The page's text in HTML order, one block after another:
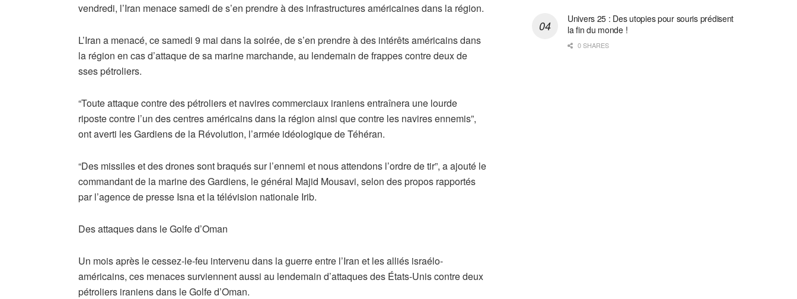
vendredi, l’Iran menace samedi de s’en prendre à des infrastructures américaines dans la région.
L’Iran a menacé, ce samedi 9 mai dans la soirée, de s’en prendre à des intérêts américains dans
la région en cas d’attaque de sa marine marchande, au lendemain de frappes contre deux de
sses pétroliers.
“Toute attaque contre des pétroliers et navires commerciaux iraniens entraînera une lourde
riposte contre l’un des centres américains dans la région ainsi que contre les navires ennemis”,
ont averti les Gardiens de la Révolution, l’armée idéologique de Téhéran.
“Des missiles et des drones sont braqués sur l’ennemi et nous attendons l’ordre de tir”, a ajouté le
commandant de la marine des Gardiens, le général Majid Mousavi, selon des propos rapportés
par l’agence de presse Isna et la télévision nationale Irib.
Des attaques dans le Golfe d’Oman
Un mois après le cessez-le-feu intervenu dans la guerre entre l’Iran et les alliés israélo-
américains, ces menaces surviennent aussi au lendemain d’attaques des États-Unis contre deux
pétroliers iraniens dans le Golfe d’Oman.
Univers 25 : Des utopies pour souris prédisent
la fin du monde !
0 SHARES